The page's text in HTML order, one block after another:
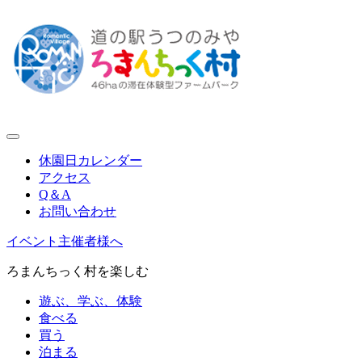
休園日カレンダー
アクセス
Q＆A
お問い合わせ
イベント主催者様へ
ろまんちっく村を楽しむ
遊ぶ、学ぶ、体験
食べる
買う
泊まる